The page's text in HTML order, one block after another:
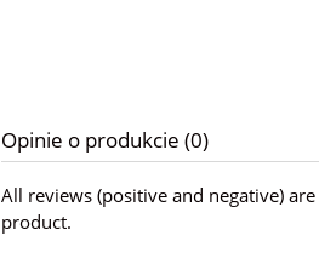
Opinie o produkcie (0)
All reviews (positive and negative)
product.